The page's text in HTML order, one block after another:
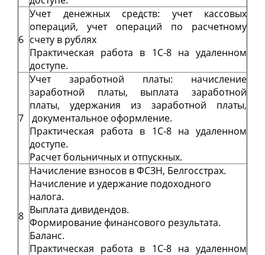
6
Учет денежных средств: учет кассовых
операций, учет операций по расчетному
счету в рублях
Практическая работа в 1С-8 на удаленном
доступе.
7
Учет заработной платы: начисление
заработной платы, выплата заработной
платы, удержания из заработной платы,
документальное оформление.
Практическая работа в 1С-8 на удаленном
доступе.
Расчет больничных и отпускных.
8
Начисление взносов в ФСЗН, Белгосстрах.
Начисление и удержание подоходного
налога.
Выплата дивидендов.
Формирование финансового результата.
Баланс.
Практическая работа в 1С-8 на удаленном